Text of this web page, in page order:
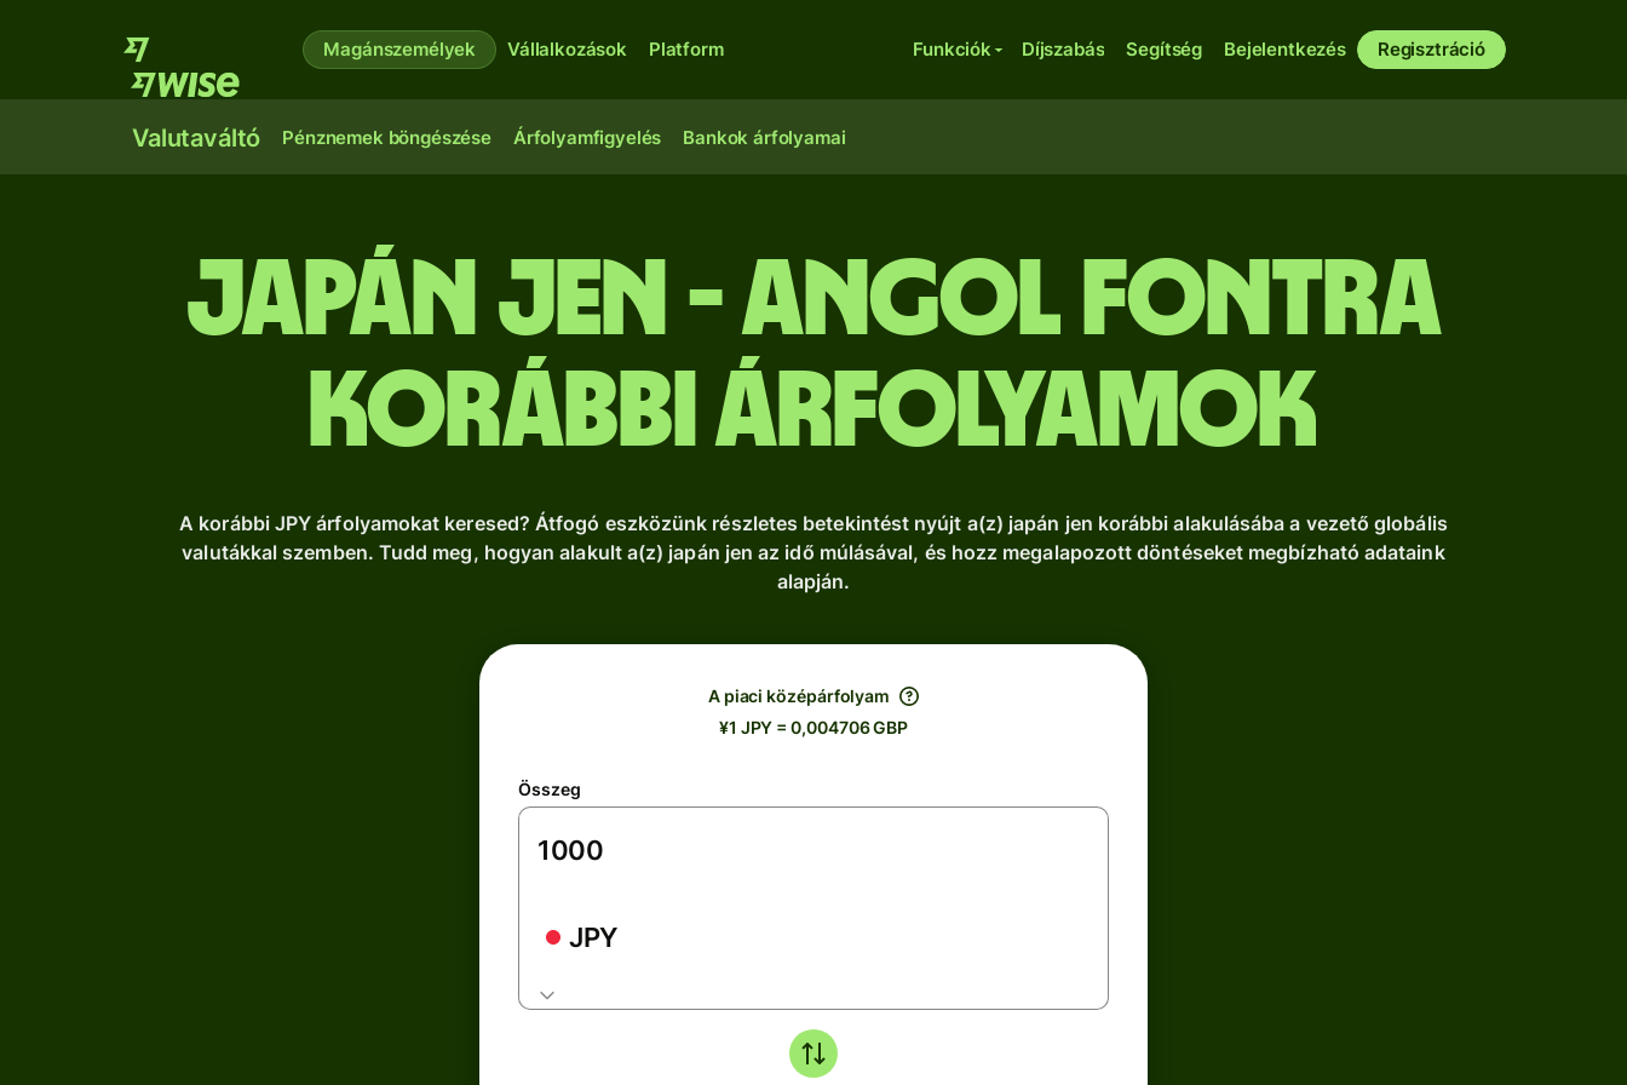
Magánszemélyek Vállalkozások Platform Funkciók Díjszabás Segítség Bejelentkezés Regisztráció
Valutaváltó Pénznemek böngészése Árfolyamfigyelés Bankok árfolyamai
japán jen - angol fontra
Korábbi árfolyamok
A korábbi JPY árfolyamokat keresed? Átfogó eszközünk részletes betekintést nyújt a(z) japán jen korábbi alakulásába a vezető globális
valutákkal szemben. Tudd meg, hogyan alakult a(z) japán jen az idő múlásával, és hozz megalapozott döntéseket megbízható adataink
alapján.
A piaci középárfolyam
¥1 JPY = 0,004706 GBP
Összeg
JPY